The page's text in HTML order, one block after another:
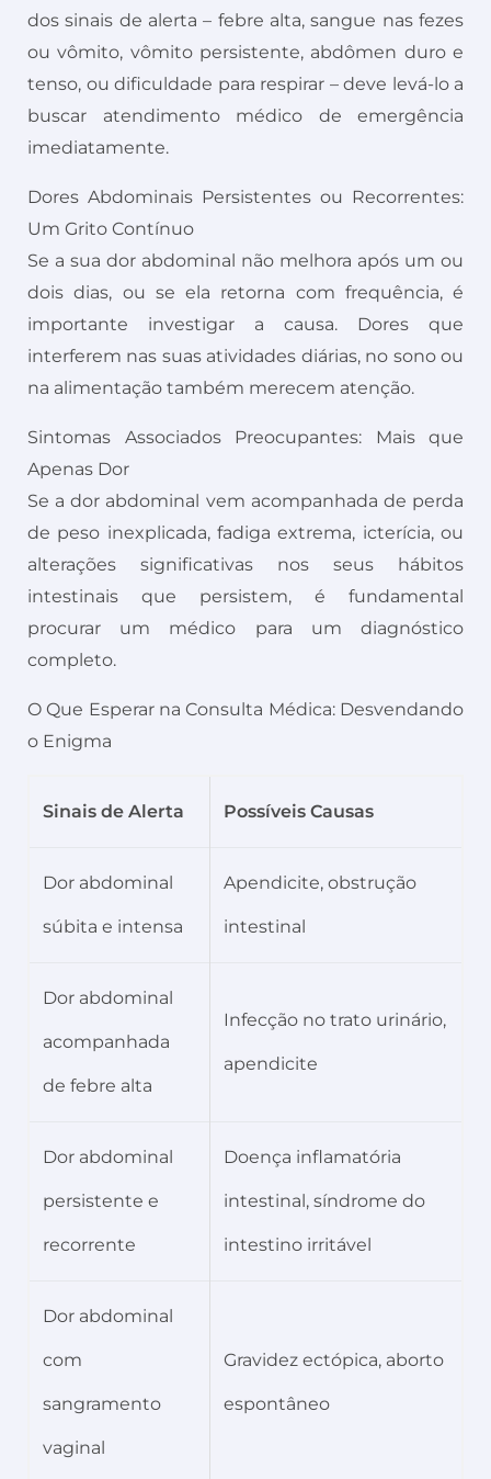
dos sinais de alerta – febre alta, sangue nas fezes
ou vômito, vômito persistente, abdômen duro e
tenso, ou dificuldade para respirar – deve levá-lo a
buscar atendimento médico de emergência
imediatamente.
Dores Abdominais Persistentes ou Recorrentes:
Um Grito Contínuo
Se a sua dor abdominal não melhora após um ou
dois dias, ou se ela retorna com frequência, é
importante investigar a causa. Dores que
interferem nas suas atividades diárias, no sono ou
na alimentação também merecem atenção.
Sintomas Associados Preocupantes: Mais que
Apenas Dor
Se a dor abdominal vem acompanhada de perda
de peso inexplicada, fadiga extrema, icterícia, ou
alterações significativas nos seus hábitos
intestinais que persistem, é fundamental
procurar um médico para um diagnóstico
completo.
O Que Esperar na Consulta Médica: Desvendando
o Enigma
Sinais de Alerta Possíveis Causas
Dor abdominal
súbita e intensa
Apendicite, obstrução
intestinal
Dor abdominal
acompanhada
de febre alta
Infecção no trato urinário,
apendicite
Dor abdominal
persistente e
recorrente
Doença inflamatória
intestinal, síndrome do
intestino irritável
Dor abdominal
com
sangramento
vaginal
Gravidez ectópica, aborto
espontâneo